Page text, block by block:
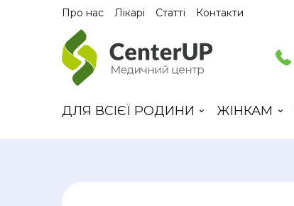
Про нас Лікарі Статті Контакти
ДЛЯ ВСІЄЇ РОДИНИ ЖІНКАМ